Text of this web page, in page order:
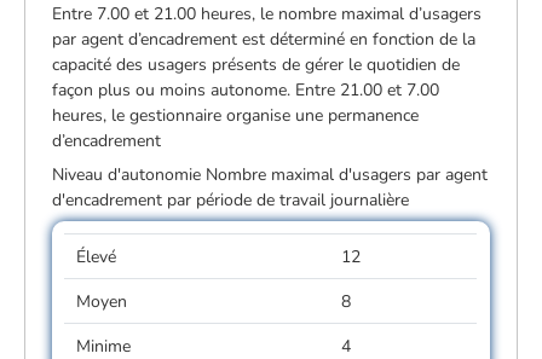
Entre 7.00 et 21.00 heures, le nombre maximal d’usagers
par agent d’encadrement est déterminé en fonction de la
capacité des usagers présents de gérer le quotidien de
façon plus ou moins autonome. Entre 21.00 et 7.00
heures, le gestionnaire organise une permanence
d’encadrement
Niveau d'autonomie Nombre maximal d'usagers par agent
d'encadrement par période de travail journalière
Élevé
12
Moyen
8
Minime
4